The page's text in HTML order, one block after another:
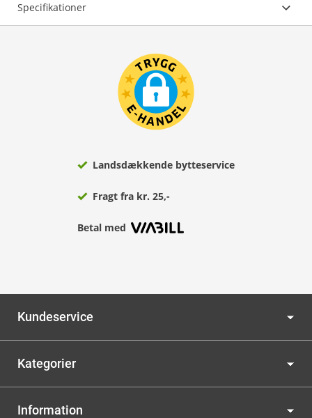
Specifikationer
Landsdækkende bytteservice
Fragt fra kr. 25,-
Betal med
Kundeservice
Kategorier
Information